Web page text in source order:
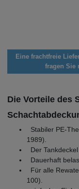
Eine frachtfreie
fragen Sie
Die Vorteile des
Stabiler PE-
1989).
Der
Dauerhaft
Für alle
100).